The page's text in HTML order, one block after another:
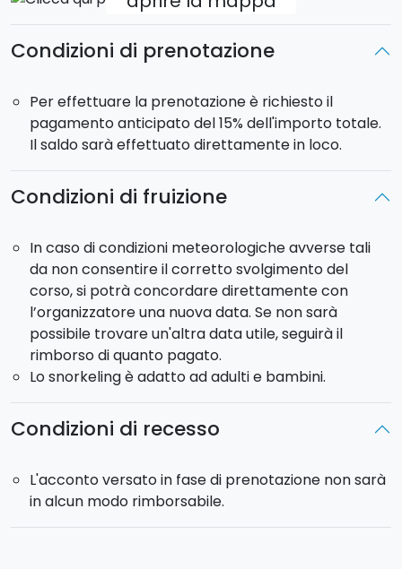
anemoni e paguri...un fondale davvero suggestivo!
L'attività di snorkeling ha unadurata di 40 minuti.
Vuoi immortalare quest'esperienza?
fase di prenotazione il video e le tue foto
subacquee!
Condizioni di prenotazione
Per effettuare la prenotazione è richiesto il
pagamento anticipato del 15% dell'importo totale.
Il saldo sarà effettuato direttamente in loco.
Condizioni di fruizione
In caso di condizioni meteorologiche avverse tali
da non consentire il corretto svolgimento del
corso, si potrà concordare direttamente con
l’organizzatore una nuova data. Se non sarà
possibile trovare un'altra data utile, seguirà il
rimborso di quanto pagato.
Lo snorkeling è adatto ad adulti e bambini.
Condizioni di recesso
L'acconto versato in fase di prenotazione non sarà
in alcun modo rimborsabile.